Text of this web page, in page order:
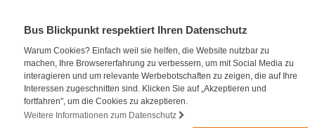
Bus Blickpunkt respektiert Ihren Datenschutz
Warum Cookies? Einfach weil sie helfen, die Website nutzbar zu
machen, Ihre Browsererfahrung zu verbessern, um mit Social Media zu
interagieren und um relevante Werbebotschaften zu zeigen, die auf Ihre
Interessen zugeschnitten sind. Klicken Sie auf „Akzeptieren und
fortfahren", um die Cookies zu akzeptieren.
Weitere Informationen zum Datenschutz